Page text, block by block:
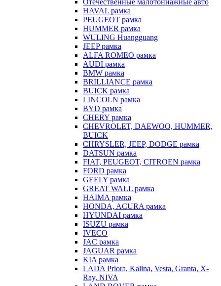
Отечественные малотоннажные авто
HAVAL рамка
PEUGEOT рамка
HUMMER рамка
WULING Huangguang
JEEP рамка
ALFA ROMEO рамка
AUDI рамка
BMW рамка
BRILLIANCE рамка
BUICK рамка
LINCOLN рамка
BYD рамка
CHERY рамка
CHEVROLET, DAEWOO, HUMMER,
BUICK
CHRYSLER, JEEP, DODGE рамка
DATSUN рамка
FIAT, PEUGEOT, CITROEN рамка
FORD рамка
GEELY рамка
GREAT WALL рамка
HAIMA рамка
HONDA, ACURA рамка
HYUNDAI рамка
ISUZU рамка
IVECO
JAC рамка
JAGUAR рамка
KIA рамка
LADA Priora, Kalina, Vesta, Granta, X-
Ray, NIVA